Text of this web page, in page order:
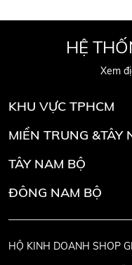
HỆ
Xem
KHU VỰC TPHCM
MIỀN TRUNG &TÂY
TÂY NAM BỘ
ĐÔNG NAM BỘ
HỘ KINH DOANH SHOP